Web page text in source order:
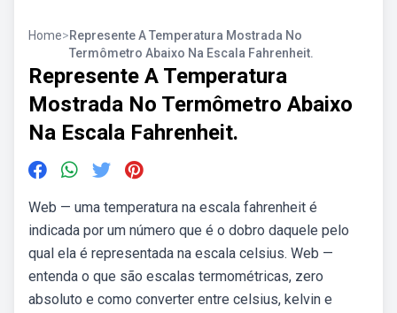
Home>Represente A Temperatura Mostrada No
Termômetro Abaixo Na Escala Fahrenheit.
Represente A Temperatura
Mostrada No Termômetro Abaixo
Na Escala Fahrenheit.
Web — uma temperatura na escala fahrenheit é
indicada por um número que é o dobro daquele pelo
qual ela é representada na escala celsius. Web —
entenda o que são escalas termométricas, zero
absoluto e como converter entre celsius, kelvin e